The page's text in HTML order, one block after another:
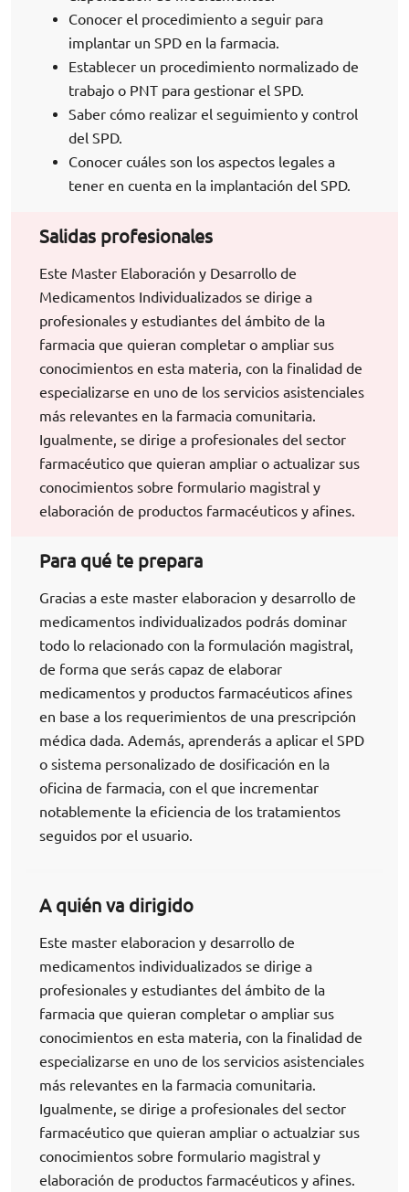
Conocer el procedimiento a seguir para
implantar un SPD en la farmacia.
Establecer un procedimiento normalizado de
trabajo o PNT para gestionar el SPD.
Saber cómo realizar el seguimiento y control
del SPD.
Conocer cuáles son los aspectos legales a
tener en cuenta en la implantación del SPD.
Salidas profesionales
Este Master Elaboración y Desarrollo de
Medicamentos Individualizados se dirige a
profesionales y estudiantes del ámbito de la
farmacia que quieran completar o ampliar sus
conocimientos en esta materia, con la finalidad de
especializarse en uno de los servicios asistenciales
más relevantes en la farmacia comunitaria.
Igualmente, se dirige a profesionales del sector
farmacéutico que quieran ampliar o actualizar sus
conocimientos sobre formulario magistral y
elaboración de productos farmacéuticos y afines.
Para qué te prepara
Gracias a este master elaboracion y desarrollo de
medicamentos individualizados podrás dominar
todo lo relacionado con la formulación magistral,
de forma que serás capaz de elaborar
medicamentos y productos farmacéuticos afines
en base a los requerimientos de una prescripción
médica dada. Además, aprenderás a aplicar el SPD
o sistema personalizado de dosificación en la
oficina de farmacia, con el que incrementar
notablemente la eficiencia de los tratamientos
seguidos por el usuario.
A quién va dirigido
Este master elaboracion y desarrollo de
medicamentos individualizados se dirige a
profesionales y estudiantes del ámbito de la
farmacia que quieran completar o ampliar sus
conocimientos en esta materia, con la finalidad de
especializarse en uno de los servicios asistenciales
más relevantes en la farmacia comunitaria.
Igualmente, se dirige a profesionales del sector
farmacéutico que quieran ampliar o actualziar sus
conocimientos sobre formulario magistral y
elaboración de productos farmacéuticos y afines.